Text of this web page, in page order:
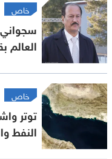
خاص
العالم بقدرة
خاص
توتر
النفط